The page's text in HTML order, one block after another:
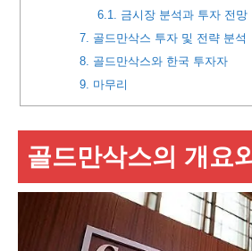
6.1. 금시장 분석과 투자 전망
7. 골드만삭스 투자 및 전략 분석
8. 골드만삭스와 한국 투자자
9. 마무리
골드만삭스의 개요